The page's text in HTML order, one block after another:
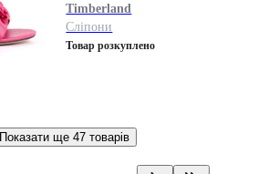
Timberland
Сліпони
Товар розкуплено
Показати ще 47 товарів